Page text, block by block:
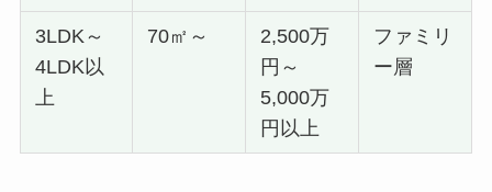
3LDK～
4LDK以
上
70㎡～
2,500万
円～
5,000万
円以上
ファミリ
ー層